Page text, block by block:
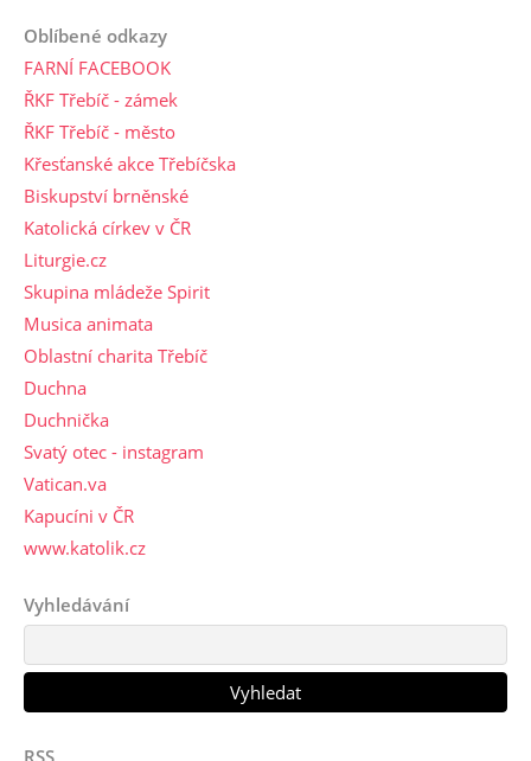
Oblíbené odkazy
FARNÍ FACEBOOK
ŘKF Třebíč - zámek
ŘKF Třebíč - město
Křesťanské akce Třebíčska
Biskupství brněnské
Katolická církev v ČR
Liturgie.cz
Skupina mládeže Spirit
Musica animata
Oblastní charita Třebíč
Duchna
Duchnička
Svatý otec - instagram
Vatican.va
Kapucíni v ČR
www.katolik.cz
Vyhledávání
RSS